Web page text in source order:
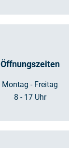
Öffnungszeiten
Montag - Freitag
8 - 17 Uhr